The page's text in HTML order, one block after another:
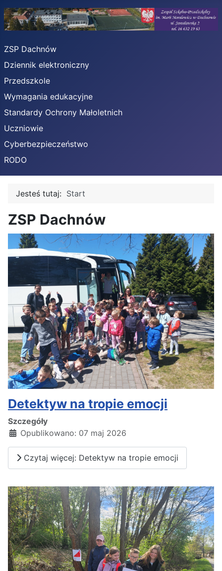
ZSP Dachnów
Dziennik elektroniczny
Przedszkole
Wymagania edukacyjne
Standardy Ochrony Małoletnich
Uczniowie
Cyberbezpieczeństwo
RODO
Jesteś tutaj: Start
ZSP Dachnów
Detektyw na tropie emocji
Szczegóły
Opublikowano: 07 maj 2026
Czytaj więcej: Detektyw na tropie emocji